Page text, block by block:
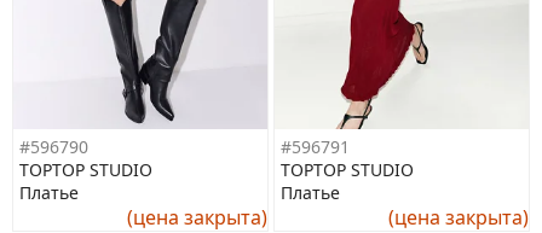
#596790
TOPTOP STUDIO
Платье
(цена закрыта)
#596791
TOPTOP STUDIO
Платье
(цена закрыта)